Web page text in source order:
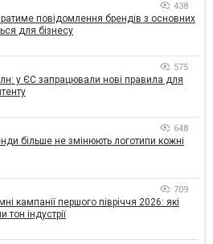
438
повідомлення брендів з основних
для бізнесу
575
у ЄС запрацювали нові правила для
648
більше не змінюють логотипи кожні
709
кампанії першого півріччя 2026: які
індустрії